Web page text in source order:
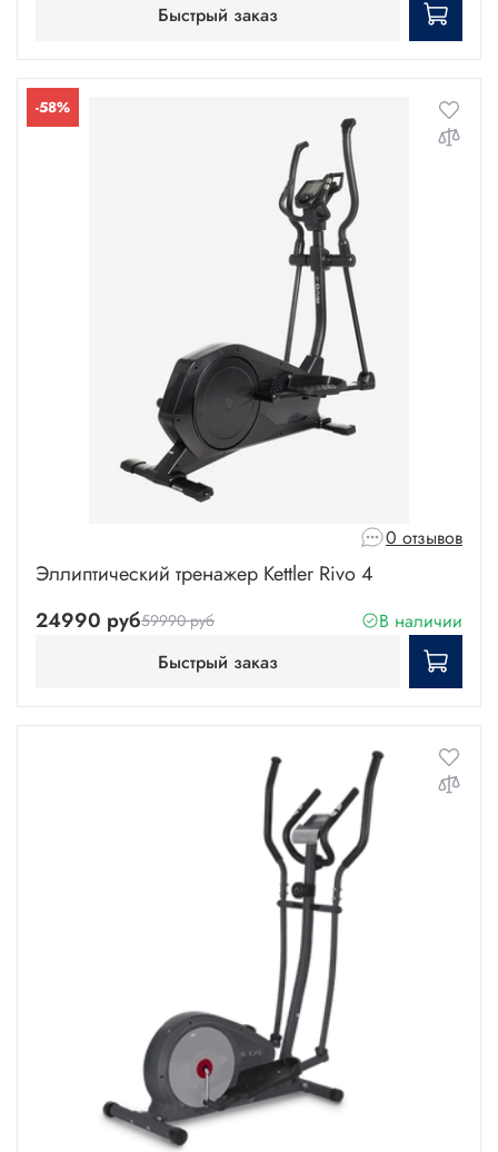
Быстрый заказ
-58%
0 отзывов
Эллиптический тренажер Kettler Rivo 4
24990 руб59990 руб
В наличии
Быстрый заказ